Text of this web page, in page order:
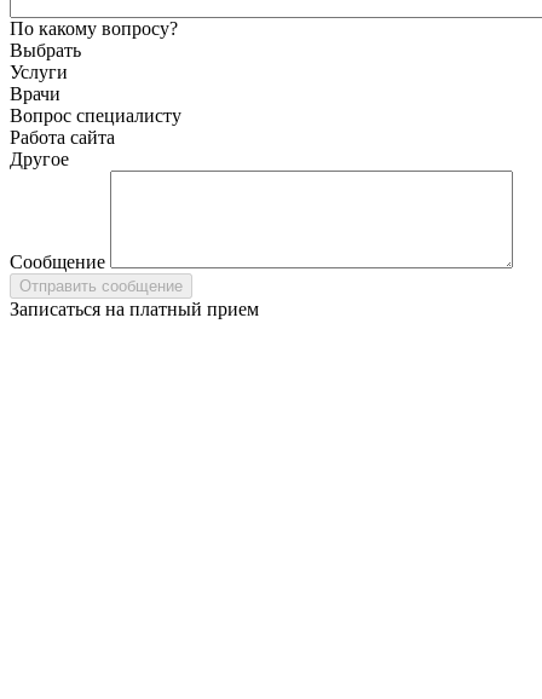
По какому вопросу?
Выбрать
Услуги
Врачи
Вопрос специалисту
Работа сайта
Другое
Сообщение
Записаться на платный прием